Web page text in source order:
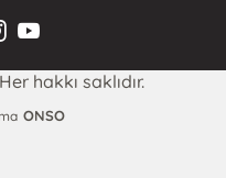
hakkı saklıdır.
ONSO